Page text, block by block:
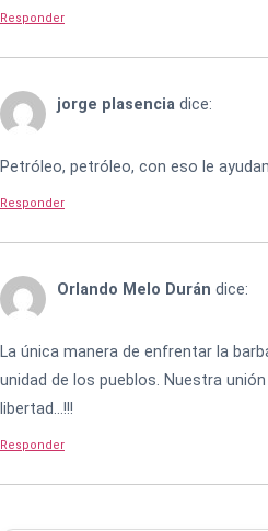
Responder
jorge plasencia dice:
Petróleo, petróleo, con eso le
Responder
Orlando Melo Durán dice:
La única manera de enfrentar la
unidad de los pueblos. Nuestra
libertad…!!!
Responder